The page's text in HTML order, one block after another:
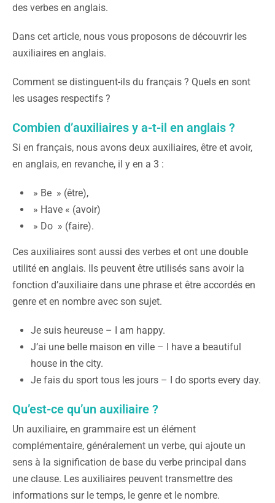
des verbes en anglais.
Dans cet article, nous vous proposons de découvrir les
auxiliaires en anglais.
Comment se distinguent-ils du français ? Quels en sont
les usages respectifs ?
Combien d’auxiliaires y a-t-il en anglais ?
Si en français, nous avons deux auxiliaires, être et avoir,
en anglais, en revanche, il y en a 3 :
» Be » (être),
» Have « (avoir)
» Do » (faire).
Ces auxiliaires sont aussi des verbes et ont une double
utilité en anglais. Ils peuvent être utilisés sans avoir la
fonction d’auxiliaire dans une phrase et être accordés en
genre et en nombre avec son sujet.
Je suis heureuse – I am happy.
J’ai une belle maison en ville – I have a beautiful
house in the city.
Je fais du sport tous les jours – I do sports every day.
Qu’est-ce qu’un auxiliaire ?
Un auxiliaire, en grammaire est un élément
complémentaire, généralement un verbe, qui ajoute un
sens à la signification de base du verbe principal dans
une clause. Les auxiliaires peuvent transmettre des
informations sur le temps, le genre et le nombre.